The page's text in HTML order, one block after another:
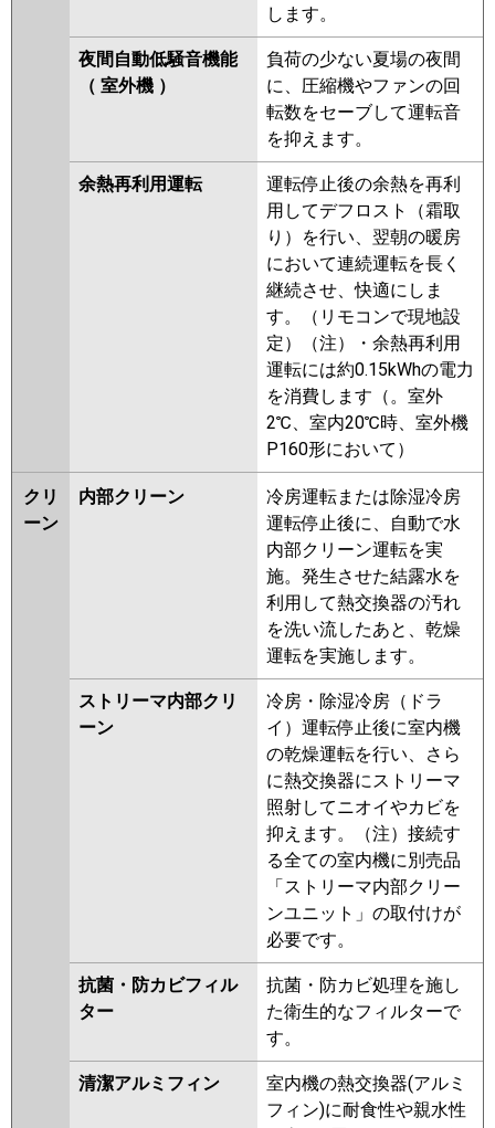
します。
夜間自動低騒音機能
（ 室外機 ）
負荷の少ない夏場の夜間
に、圧縮機やファンの回
転数をセーブして運転音
を抑えます。
余熱再利用運転
運転停止後の余熱を再利
用してデフロスト（霜取
り）を行い、翌朝の暖房
において連続運転を長く
継続させ、快適にしま
す。（リモコンで現地設
定）（注）・余熱再利用
運転には約0.15kWhの電力
を消費します（。室外
2℃、室内20℃時、室外機
P160形において）
クリ
ーン
内部クリーン
冷房運転または除湿冷房
運転停止後に、自動で水
内部クリーン運転を実
施。発生させた結露水を
利用して熱交換器の汚れ
を洗い流したあと、乾燥
運転を実施します。
ストリーマ内部クリ
ーン
冷房・除湿冷房（ドラ
イ）運転停止後に室内機
の乾燥運転を行い、さら
に熱交換器にストリーマ
照射してニオイやカビを
抑えます。（注）接続す
る全ての室内機に別売品
「ストリーマ内部クリー
ンユニット」の取付けが
必要です。
抗菌・防カビフィル
ター
抗菌・防カビ処理を施し
た衛生的なフィルターで
す。
清潔アルミフィン
室内機の熱交換器(アルミ
フィン)に耐食性や親水性